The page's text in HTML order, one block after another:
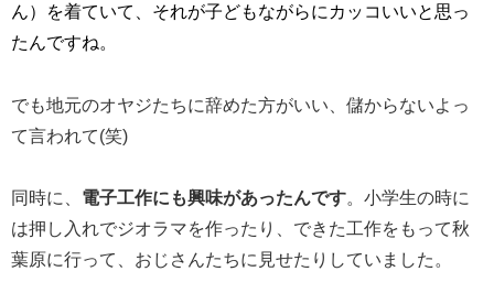
ん）を着ていて、それが子どもながらにカッコいいと思っ
たんですね。
でも地元のオヤジたちに辞めた方がいい、儲からないよっ
て言われて(笑)
同時に、 電子工作にも興味があったんです。小学生の時に
は押し入れでジオラマを作ったり、できた工作をもって秋
葉原に行って、おじさんたちに見せたりしていました。